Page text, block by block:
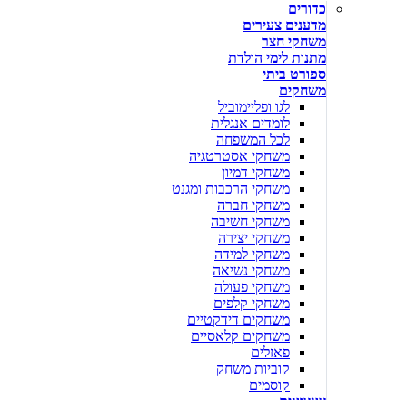
כדורים
מדענים צעירים
משחקי חצר
מתנות לימי הולדת
ספורט ביתי
משחקים
לגו ופליימוביל
לומדים אנגלית
לכל המשפחה
משחקי אסטרטגיה
משחקי דמיון
משחקי הרכבות ומגנט
משחקי חברה
משחקי חשיבה
משחקי יצירה
משחקי למידה
משחקי נשיאה
משחקי פעולה
משחקי קלפים
משחקים דידקטיים
משחקים קלאסיים
פאזלים
קוביות משחק
קוסמים